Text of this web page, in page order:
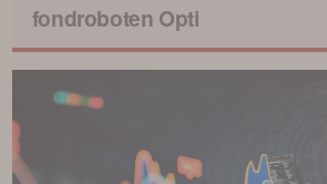
fondroboten Opti